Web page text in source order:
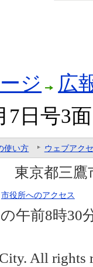
ジ
広
7日号3面
使い方 ウェブアク
京都三鷹
市役所へのアクセス
午前8時30
All rights